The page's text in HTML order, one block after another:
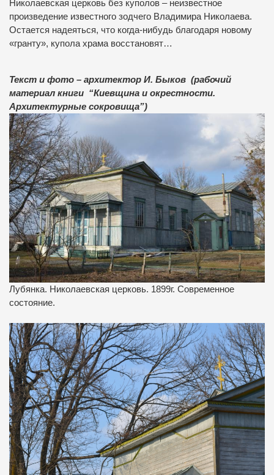
Николаевская церковь без куполов – неизвестное
произведение известного зодчего Владимира Николаева.
Остается надеяться, что когда-нибудь благодаря новому
«гранту», купола храма восстановят…
Текст и фото – архитектор И. Быков (рабочий
материал книги “Киевщина и окрестности.
Архитектурные сокровища”)
Лубянка. Николаевская церковь. 1899г. Современное
состояние.